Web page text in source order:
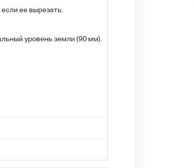
ее вырезать.
уровень земли (90 мм).